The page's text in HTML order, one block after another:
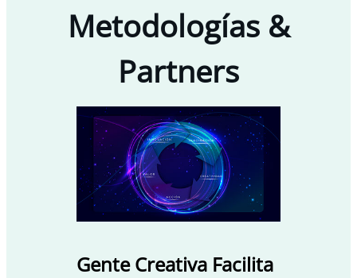
Metodologías &
Partners
Gente Creativa Facilita